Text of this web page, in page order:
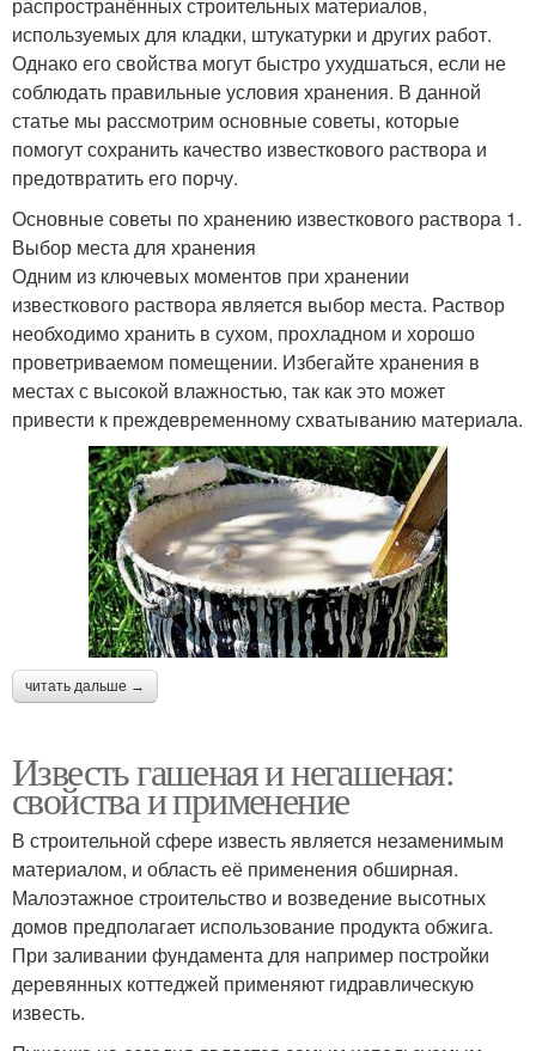
распространённых строительных материалов,
используемых для кладки, штукатурки и других работ.
Однако его свойства могут быстро ухудшаться, если не
соблюдать правильные условия хранения. В данной
статье мы рассмотрим основные советы, которые
помогут сохранить качество известкового раствора и
предотвратить его порчу.
Основные советы по хранению известкового раствора 1.
Выбор места для хранения
Одним из ключевых моментов при хранении
известкового раствора является выбор места. Раствор
необходимо хранить в сухом, прохладном и хорошо
проветриваемом помещении. Избегайте хранения в
местах с высокой влажностью, так как это может
привести к преждевременному схватыванию материала.
читать дальше →
Известь гашеная и негашеная:
свойства и применение
В строительной сфере известь является незаменимым
материалом, и область её применения обширная.
Малоэтажное строительство и возведение высотных
домов предполагает использование продукта обжига.
При заливании фундамента для например постройки
деревянных коттеджей применяют гидравлическую
известь.